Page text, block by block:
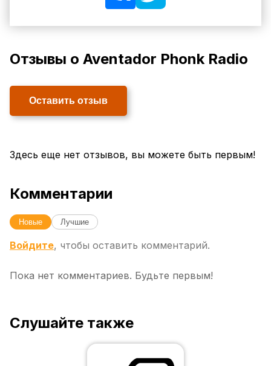
Отзывы о Aventador Phonk Radio
Оставить отзыв
Здесь еще нет отзывов, вы можете быть первым!
Комментарии
Новые Лучшие
Войдите, чтобы оставить комментарий.
Пока нет комментариев. Будьте первым!
Слушайте также